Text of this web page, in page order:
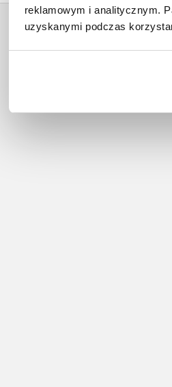
reklamowym i analitycznym.
uzyskanymi podczas